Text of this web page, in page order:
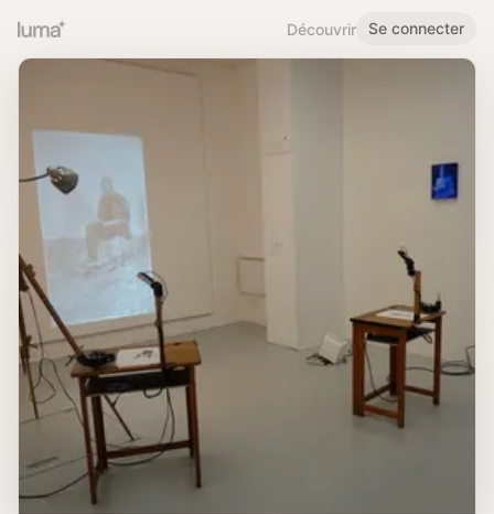
Découvrir Se connecter